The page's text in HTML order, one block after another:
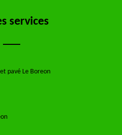
services
pavé Le Boreon